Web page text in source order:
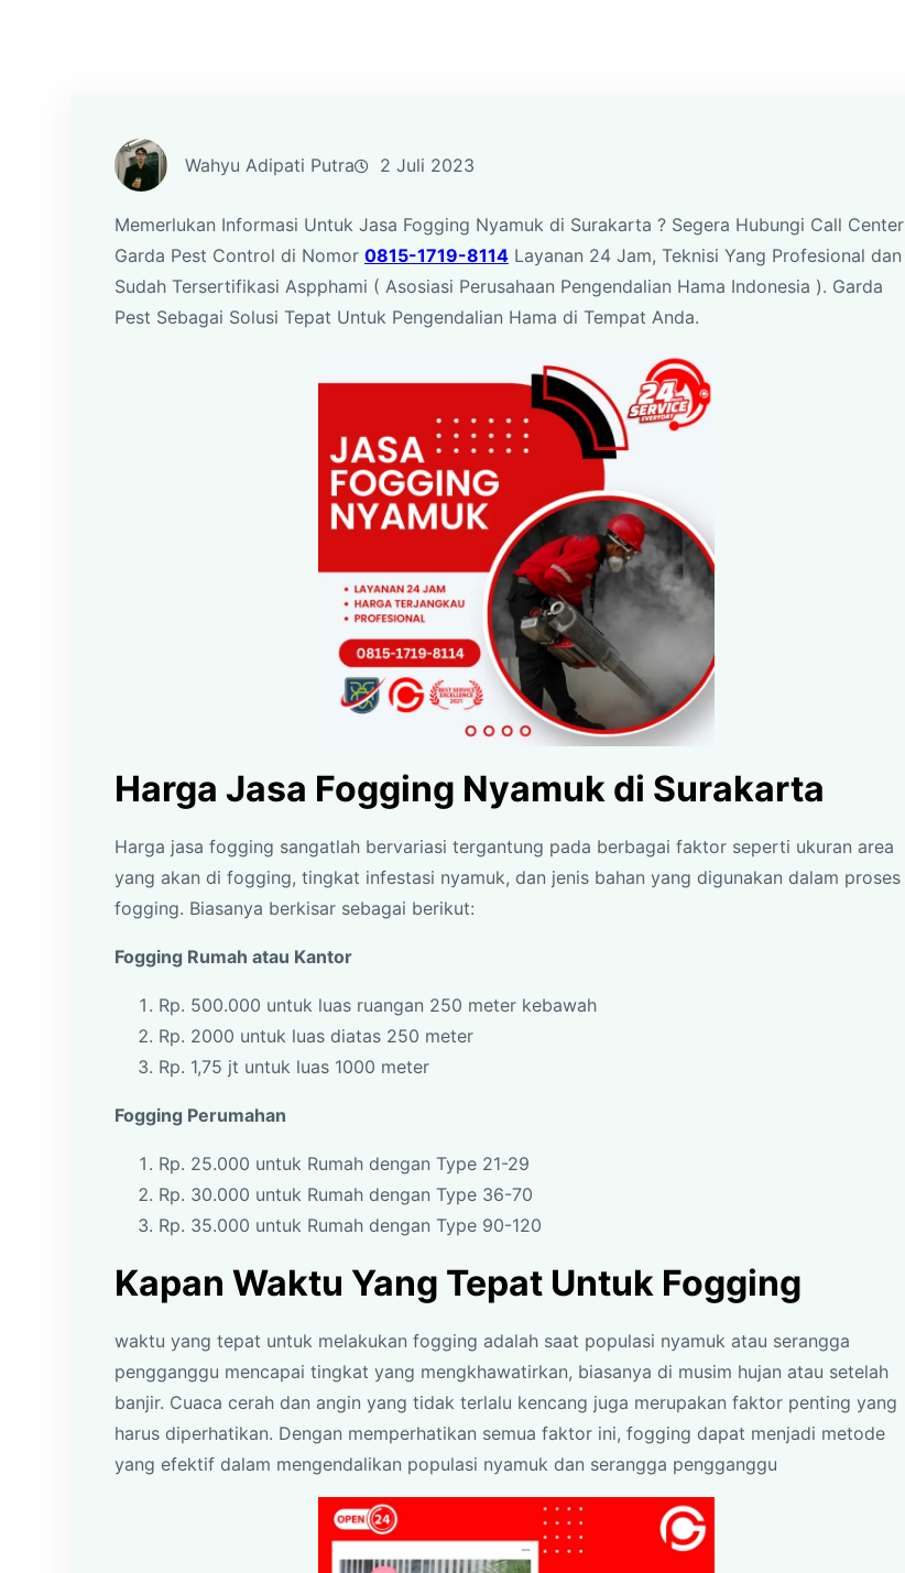
Wahyu Adipati Putra 2 Juli 2023
Memerlukan Informasi Untuk Jasa Fogging Nyamuk di Surakarta ? Segera Hubungi Call Center
Garda Pest Control di Nomor 0815-1719-8114 Layanan 24 Jam, Teknisi Yang Profesional dan
Sudah Tersertifikasi Aspphami ( Asosiasi Perusahaan Pengendalian Hama Indonesia ). Garda
Pest Sebagai Solusi Tepat Untuk Pengendalian Hama di Tempat Anda.
Harga Jasa Fogging Nyamuk di Surakarta
Harga jasa fogging sangatlah bervariasi tergantung pada berbagai faktor seperti ukuran area
yang akan di fogging, tingkat infestasi nyamuk, dan jenis bahan yang digunakan dalam proses
fogging. Biasanya berkisar sebagai berikut:
Fogging Rumah atau Kantor
Rp. 500.000 untuk luas ruangan 250 meter kebawah
Rp. 2000 untuk luas diatas 250 meter
Rp. 1,75 jt untuk luas 1000 meter
Fogging Perumahan
Rp. 25.000 untuk Rumah dengan Type 21-29
Rp. 30.000 untuk Rumah dengan Type 36-70
Rp. 35.000 untuk Rumah dengan Type 90-120
Kapan Waktu Yang Tepat Untuk Fogging
waktu yang tepat untuk melakukan fogging adalah saat populasi nyamuk atau serangga
pengganggu mencapai tingkat yang mengkhawatirkan, biasanya di musim hujan atau setelah
banjir. Cuaca cerah dan angin yang tidak terlalu kencang juga merupakan faktor penting yang
harus diperhatikan. Dengan memperhatikan semua faktor ini, fogging dapat menjadi metode
yang efektif dalam mengendalikan populasi nyamuk dan serangga pengganggu